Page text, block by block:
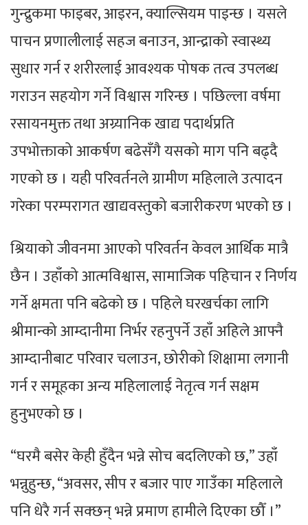
गुन्द्रुकमा फाइबर, आइरन, क्याल्सियम पाइन्छ । यसले
पाचन प्रणालीलाई सहज बनाउन, आन्द्राको स्वास्थ्य
सुधार गर्न र शरीरलाई आवश्यक पोषक तत्व उपलब्ध
गराउन सहयोग गर्ने विश्वास गरिन्छ । पछिल्ला वर्षमा
रसायनमुक्त तथा अग्र्यानिक खाद्य पदार्थप्रति
उपभोक्ताको आकर्षण बढेसँगै यसको माग पनि बढ्दै
गएको छ । यही परिवर्तनले ग्रामीण महिलाले उत्पादन
गरेका परम्परागत खाद्यवस्तुको बजारीकरण भएको छ ।
श्रियाको जीवनमा आएको परिवर्तन केवल आर्थिक मात्रै
छैन । उहाँको आत्मविश्वास, सामाजिक पहिचान र निर्णय
गर्ने क्षमता पनि बढेको छ । पहिले घरखर्चका लागि
श्रीमान्को आम्दानीमा निर्भर रहनुपर्ने उहाँ अहिले आफ्नै
आम्दानीबाट परिवार चलाउन, छोरीको शिक्षामा लगानी
गर्न र समूहका अन्य महिलालाई नेतृत्व गर्न सक्षम
हुनुभएको छ ।
“घरमै बसेर केही हुँदैन भन्ने सोच बदलिएको छ,” उहाँ
भन्नुहुन्छ, “अवसर, सीप र बजार पाए गाउँका महिलाले
पनि धेरै गर्न सक्छन् भन्ने प्रमाण हामीले दिएका छौँ ।”